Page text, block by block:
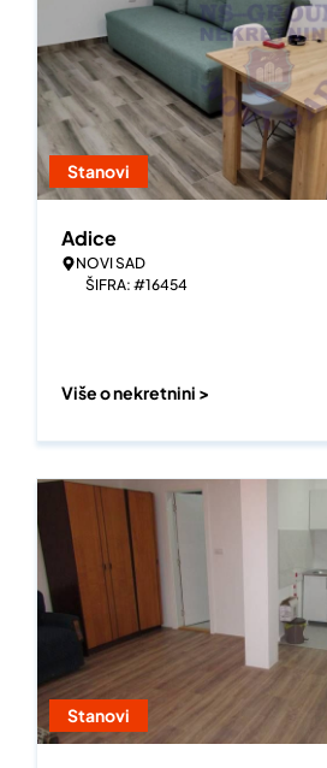
Stanovi
Adice
NOVI SAD
ŠIFRA: #16454
Više o nekretnini >
Stanovi